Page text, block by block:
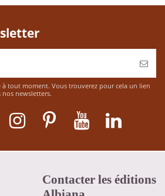
à tout moment. Vous trouverez pour cela un lien
newsletters.
Contacter les éditions